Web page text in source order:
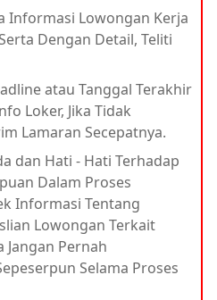
Informasi Lowongan Kerja
Dengan Detail, Teliti
atau Tanggal Terakhir
Loker, Jika Tidak
Lamaran Secepatnya.
dan Hati - Hati Terhadap
Dalam Proses
Informasi Tentang
Lowongan Terkait
Jangan Pernah
Selama Proses